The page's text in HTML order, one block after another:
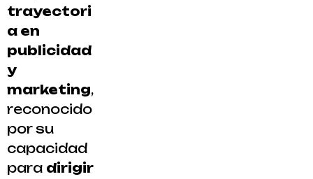
trayectori
a en
publicidad
y
marketing,
reconocido
por su
capacidad
para dirigir